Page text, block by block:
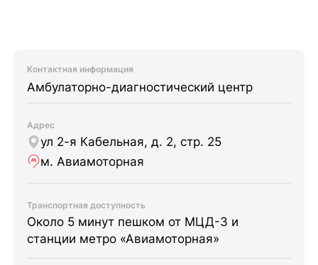
Контактная информация
Амбулаторно-диагностический центр
Адрес
ул 2-я Кабельная, д. 2, стр. 25
м. Авиамоторная
Транспортная доступность
Около 5 минут пешком от МЦД-3 и
станции метро «Авиамоторная»